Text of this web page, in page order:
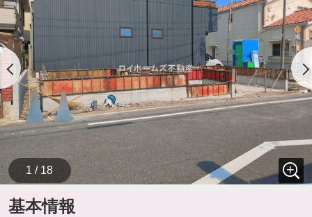
1 / 18
基本情報